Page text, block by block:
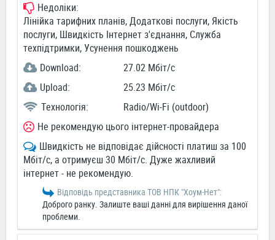
Недоліки:
Лінійка тарифних планів, Додаткові послуги, Якість
послуги, Швидкість Інтернет з'єднання, Служба
техпідтримки, Усунення пошкоджень
Download:
27.02 Мбіт/c
Upload:
25.23 Мбіт/c
Технологія:
Radio/Wi-Fi (outdoor)
Не рекомендую цього інтернет-провайдера
Швидкість не відповідає дійсності платиш за 100
Мбіт/с, а отримуєш 30 Мбіт/с. Дуже жахливий
інтернет - не рекомендую.
Відповідь представника ТОВ НПК "Хоум-Нет":
Доброго ранку. Залиште ваші данні для вирішення даної
проблеми.